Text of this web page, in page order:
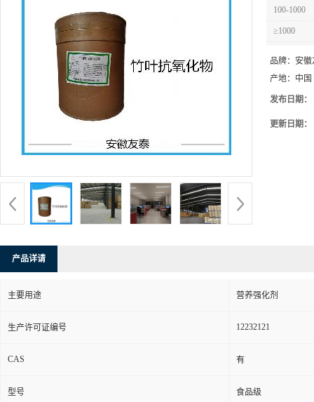
100-1000
≥1000
品牌： 安徽
产地： 中国
发布日期：
更新日期：
产品详请
主要用途 营养强化剂
生产许可证编号 12232121
CAS 有
型号 食品级